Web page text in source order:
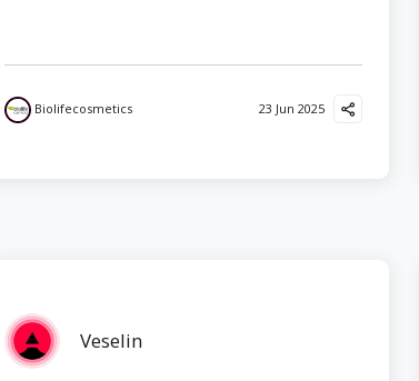
Biolifecosmetics 23 Jun 2025
Veselin